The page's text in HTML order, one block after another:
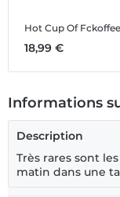
Hot Cup Of Fckoffee
18,99 €
Informations
Description
Très rares sont
matin dans une